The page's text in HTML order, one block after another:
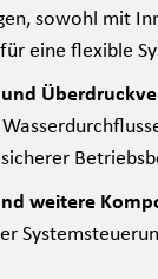
sowohl mit
eine flexible
weitere